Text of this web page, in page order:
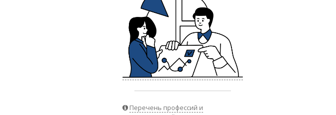
Перечень профессий и